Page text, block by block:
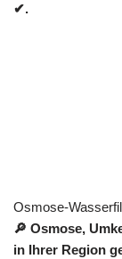
✔.
Osmose-
🔎 Osmose,
in Ihrer Region